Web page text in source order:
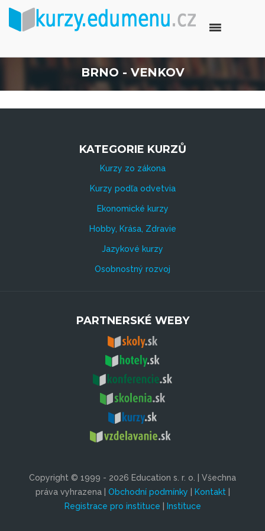
BRNO - VENKOV
KATEGORIE KURZŮ
Kurzy zo zákona
Kurzy podľa odvetvia
Ekonomické kurzy
Hobby, Krása, Zdravie
Jazykové kurzy
Osobnostný rozvoj
PARTNERSKÉ WEBY
Copyright © 1999 - 2026 Education s. r. o. | Všechna
práva vyhrazena | Obchodní podmínky Kontakt|
Registrace pro instituce
Instituce